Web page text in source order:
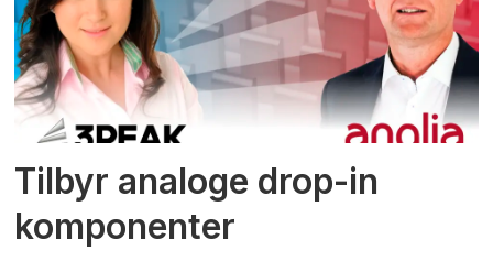
Tilbyr analoge drop-in
komponenter